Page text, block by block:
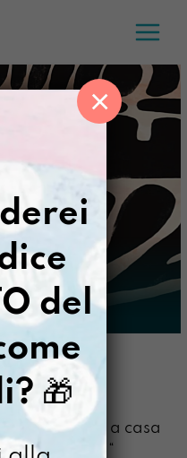
di non essere a casa
alla porta“
del
🎁
×